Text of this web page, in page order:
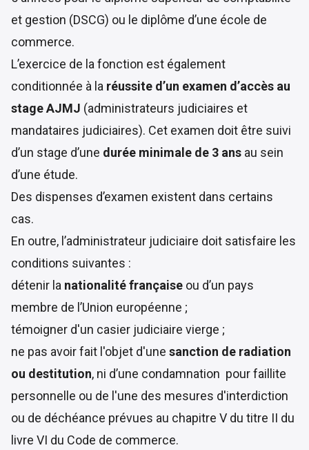
et gestion (DSCG) ou le diplôme d’une école de
commerce.
L’exercice de la fonction est également
conditionnée à la réussite d’un examen d’accès au
stage AJMJ (administrateurs judiciaires et
mandataires judiciaires). Cet examen doit être suivi
d’un stage d’une durée minimale de 3 ans au sein
d’une étude.
Des dispenses d’examen existent dans certains
cas.
En outre, l’administrateur judiciaire doit satisfaire les
conditions suivantes :
détenir la nationalité française ou d’un pays
membre de l’Union européenne ;
témoigner d'un casier judiciaire vierge ;
ne pas avoir fait l'objet d'une sanction de radiation
ou destitution, ni d’une condamnation pour faillite
personnelle ou de l'une des mesures d'interdiction
ou de déchéance prévues au chapitre V du titre II du
livre VI du Code de commerce.